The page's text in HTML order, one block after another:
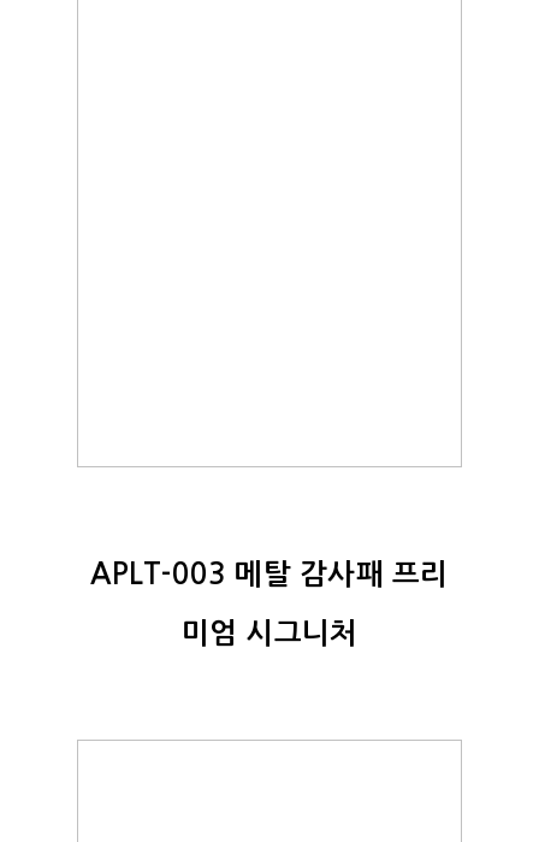
APLT-003 메탈 감사패 프리
미엄 시그니처